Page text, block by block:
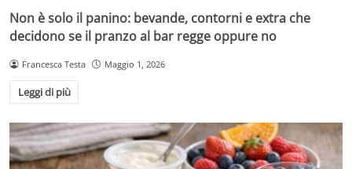
Non è solo il panino: bevande, contorni e extra che
decidono se il pranzo al bar regge oppure no
Francesca Testa Maggio 1, 2026
Leggi di più